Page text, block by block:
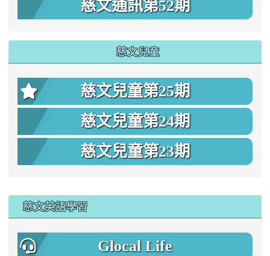
慈文通訊第52期
慈文兒童
慈文兒童第25期
慈文兒童第24期
慈文兒童第23期
慈文英語學習
Glocal Life